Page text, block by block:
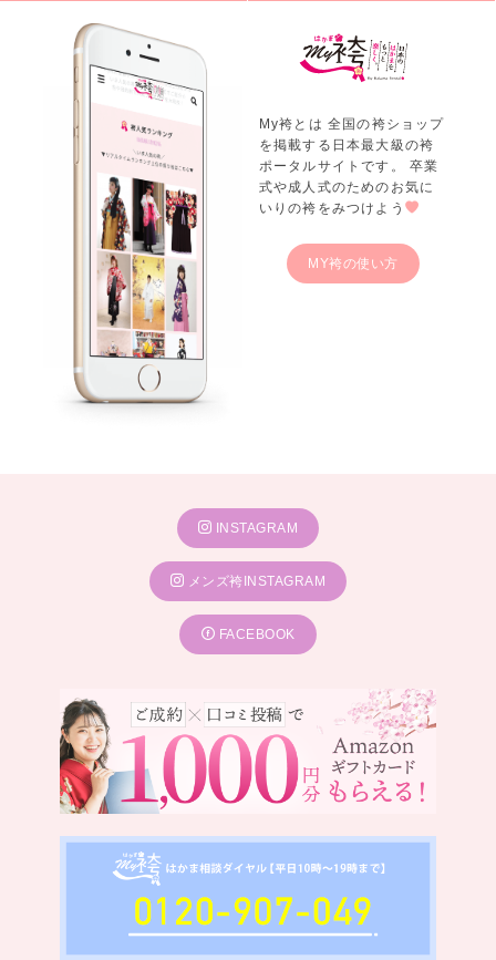
My袴とは 全国の袴ショップ
を掲載する日本最大級の袴
ポータルサイトです。 卒業
式や成人式のためのお気に
いりの袴をみつけよう
MY袴の使い方
INSTAGRAM
メンズ袴INSTAGRAM
FACEBOOK